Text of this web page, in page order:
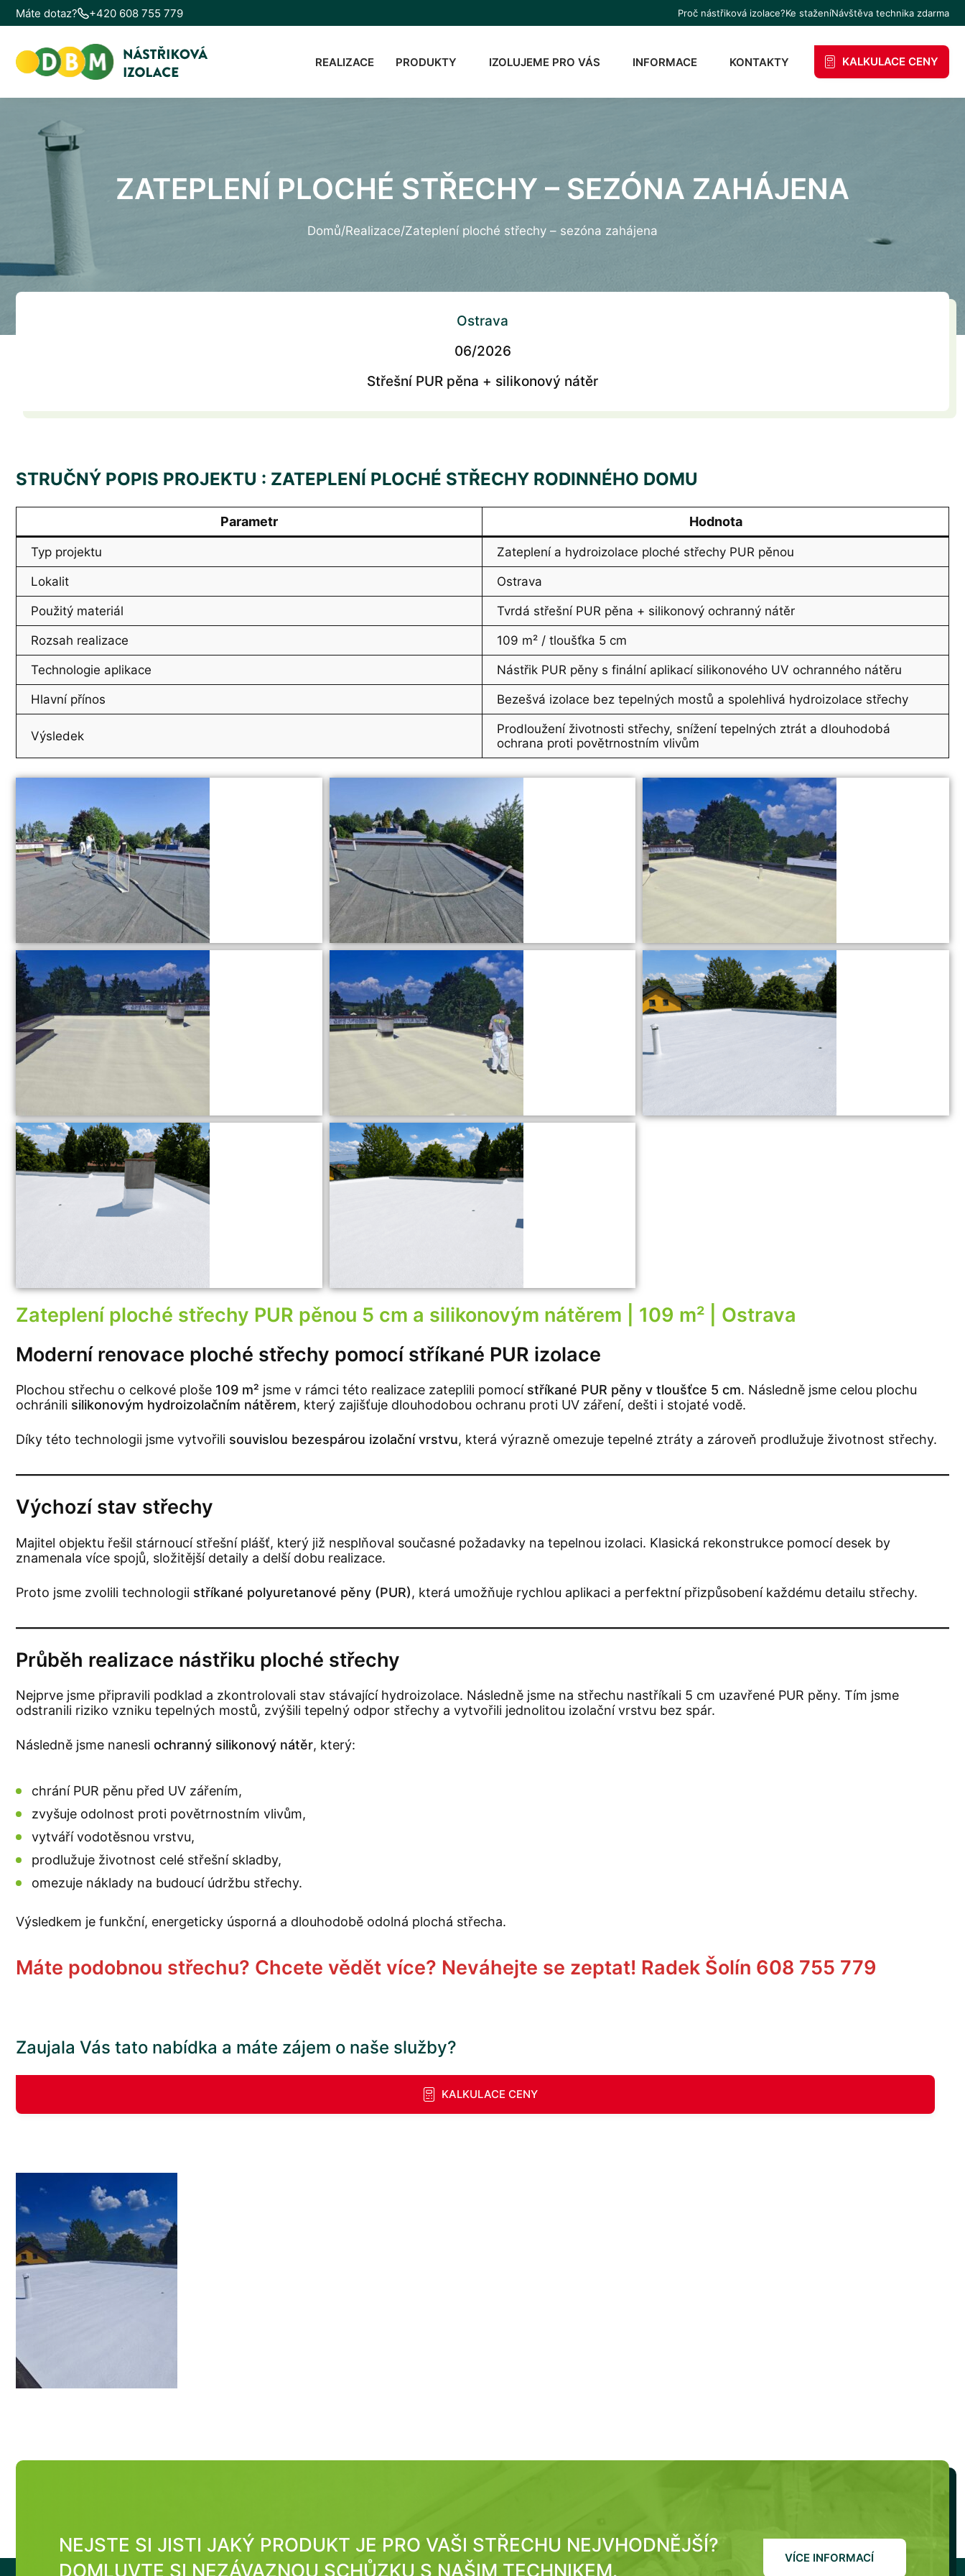
Máte dotaz? +420 608 755 779 Proč nástřiková izolace?Ke staženíNávštěva technika zdarma
REALIZACE PRODUKTY IZOLUJEME PRO VÁS INFORMACE KONTAKTY KALKULACE CENY
ZATEPLENÍ PLOCHÉ STŘECHY – SEZÓNA ZAHÁJENA
Domů/Realizace/Zateplení ploché střechy – sezóna zahájena
Ostrava
06/2026
Střešní PUR pěna + silikonový nátěr
STRUČNÝ POPIS PROJEKTU : ZATEPLENÍ PLOCHÉ STŘECHY RODINNÉHO DOMU
Parametr Hodnota
Typ projektu Zateplení a hydroizolace ploché střechy PUR pěnou
Lokalit Ostrava
Použitý materiál Tvrdá střešní PUR pěna + silikonový ochranný nátěr
Rozsah realizace 109 m² / tloušťka 5 cm
Technologie aplikace Nástřik PUR pěny s finální aplikací silikonového UV ochranného nátěru
Hlavní přínos Bezešvá izolace bez tepelných mostů a spolehlivá hydroizolace střechy
Výsledek
Prodloužení životnosti střechy, snížení tepelných ztrát a dlouhodobá
ochrana proti povětrnostním vlivům
Zateplení ploché střechy PUR pěnou 5 cm a silikonovým nátěrem | 109 m²
| Ostrava
Moderní renovace ploché střechy pomocí stříkané PUR izolace
Plochou střechu o celkové ploše 109 m² jsme v rámci této realizace zateplili pomocí stříkané PUR pěny v tloušťce 5 cm. Následně jsme celou plochu
ochránili silikonovým hydroizolačním nátěrem, který zajišťuje dlouhodobou ochranu proti UV záření, dešti i stojaté vodě.
Díky této technologii jsme vytvořili souvislou bezespárou izolační vrstvu, která výrazně omezuje tepelné ztráty a zároveň prodlužuje životnost střechy.
Výchozí stav střechy
Majitel objektu řešil stárnoucí střešní plášť, který již nesplňoval současné požadavky na tepelnou izolaci. Klasická rekonstrukce pomocí desek by
znamenala více spojů, složitější detaily a delší dobu realizace.
Proto jsme zvolili technologii stříkané polyuretanové pěny (PUR), která umožňuje rychlou aplikaci a perfektní přizpůsobení každému detailu střechy.
Průběh realizace nástřiku ploché střechy
Nejprve jsme připravili podklad a zkontrolovali stav stávající hydroizolace. Následně jsme na střechu nastříkali 5 cm uzavřené PUR pěny. Tím jsme
odstranili riziko vzniku tepelných mostů, zvýšili tepelný odpor střechy a vytvořili jednolitou izolační vrstvu bez spár.
Následně jsme nanesli ochranný silikonový nátěr, který:
chrání PUR pěnu před UV zářením,
zvyšuje odolnost proti povětrnostním vlivům,
vytváří vodotěsnou vrstvu,
prodlužuje životnost celé střešní skladby,
omezuje náklady na budoucí údržbu střechy.
Výsledkem je funkční, energeticky úsporná a dlouhodobě odolná plochá střecha.
Máte podobnou střechu? Chcete vědět více? Neváhejte se zeptat! Radek Šolín 608 755 779
Zaujala Vás tato nabídka a máte zájem o naše služby?
KALKULACE CENY
NEJSTE SI JISTI JAKÝ PRODUKT JE PRO VAŠI STŘECHU NEJVHODNĚJŠÍ?
DOMLUVTE SI NEZÁVAZNOU SCHŮZKU S NAŠIM TECHNIKEM.
VÍCE INFORMACÍ